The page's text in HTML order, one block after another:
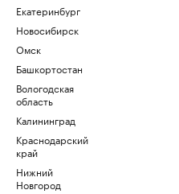
Екатеринбург
Новосибирск
Омск
Башкортостан
Вологодская
область
Калининград
Краснодарский
край
Нижний
Новгород